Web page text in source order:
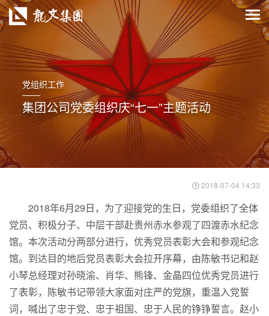
党组织工作
集团公司党委组织庆“七一”主题活动
2018-07-04 14:33
2018年6月29日，为了迎接党的生日，党委组织了全体
党员、积极分子、中层干部赴贵州赤水参观了四渡赤水纪念
馆。本次活动分两部分进行，优秀党员表彰大会和参观纪念
馆。到达目的地后党员表彰大会拉开序幕，由陈敏书记和赵
小琴总经理对孙晓渝、肖华、熊锋、金晶四位优秀党员进行
了表彰，陈敏书记带领大家面对庄严的党旗，重温入党誓
词，喊出了忠于党、忠于祖国、忠于人民的铮铮誓言。赵小